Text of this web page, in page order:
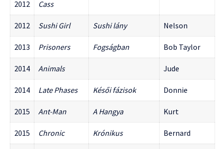
2012 Cass
2012 Sushi Girl Sushi lány Nelson
2013 Prisoners Fogságban Bob Taylor
2014 Animals Jude
2014 Late Phases Késői fázisok Donnie
2015 Ant-Man A Hangya Kurt
2015 Chronic Krónikus Bernard